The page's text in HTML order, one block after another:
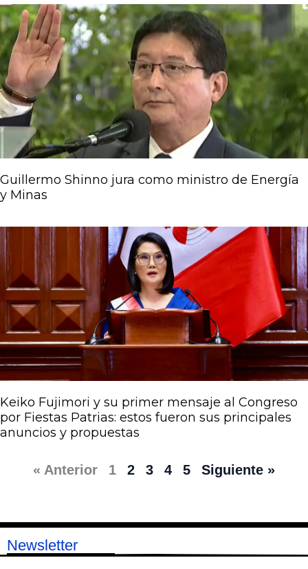
Guillermo Shinno jura como ministro de Energía
y Minas
Keiko Fujimori y su primer mensaje al Congreso
por Fiestas Patrias: estos fueron sus principales
anuncios y propuestas
« Anterior 1 2 3 4 5 Siguiente »
Newsletter